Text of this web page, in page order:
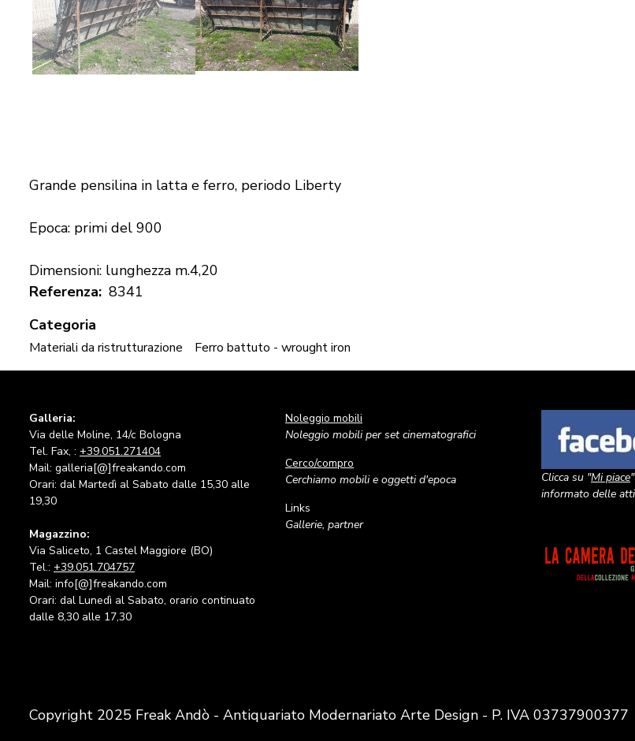
Grande pensilina in latta e ferro, periodo Liberty
Epoca: primi del 900
Dimensioni: lunghezza m.4,20
Referenza 8341
Categoria
Materiali da ristrutturazione Ferro battuto - wrought iron
Galleria:
Via delle Moline, 14/c Bologna
Tel. Fax, : +39.051.271404
Mail: galleria[@]freakando.com
Orari: dal Martedì al Sabato dalle 15,30 alle
19,30
Magazzino:
Via Saliceto, 1 Castel Maggiore (BO)
Tel.: +39.051.704757
Mail: info[@]freakando.com
Orari: dal Lunedì al Sabato, orario continuato
dalle 8,30 alle 17,30
Noleggio mobili
Noleggio mobili per set cinematografici
Cerco/compro
Cerchiamo mobili e oggetti d'epoca
Links
Gallerie, partner
Clicca su "Mi piace
informato delle
Image
Copyright 2025 Freak Andò - Antiquariato Modernariato Arte Design - P. IVA 03737900377